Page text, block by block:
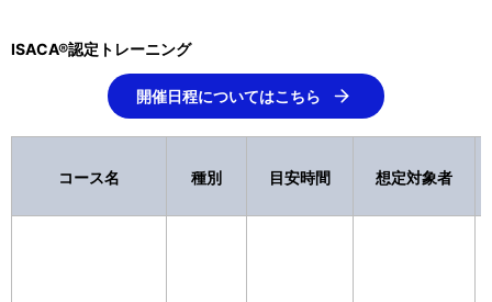
ISACA®認定トレーニング
開催日程についてはこちら
コース名 種別 目安時間 想定対象者